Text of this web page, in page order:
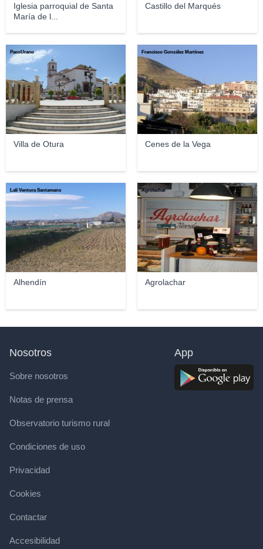
Iglesia parroquial de Santa
María de l...
Castillo del Marqués
Villa de Otura
PacoUrano
Cenes de la Vega
Francisco González Martínez
Alhendín
Lali Ventura Santamans
Agrolachar
Agrolachar
Nosotros
Sobre nosotros
Notas de prensa
Observatorio turismo rural
Condiciones de uso
Privacidad
Cookies
Contactar
Accesibilidad
App